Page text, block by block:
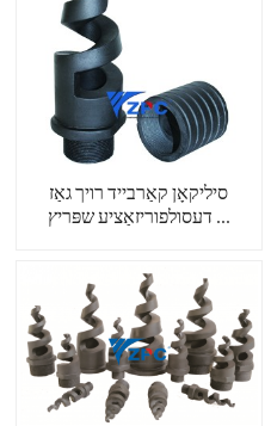
סיליקאָן קאַרבייד רויך גאַז
דעסולפוריזאַציע שפּריץ ...